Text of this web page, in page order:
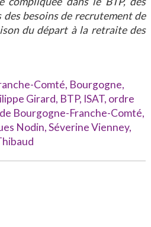
besoins de recrutement de
du départ à la retraite des
Comté, Bourgogne,
Girard, BTP, ISAT, ordre
Bourgogne-Franche-Comté,
Nodin,Séverine Vienney,